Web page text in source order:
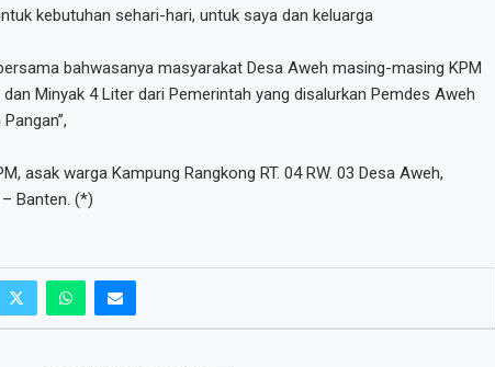
kebutuhan sehari-hari, untuk saya dan keluarga
bahwasanya masyarakat Desa Aweh masing-masing KPM
Minyak 4 Liter dari Pemerintah yang disalurkan Pemdes Aweh
asak warga Kampung Rangkong RT. 04 RW. 03 Desa Aweh,
Banten. (*)